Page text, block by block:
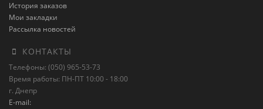
История заказов
Мои закладки
Рассылка новостей
КОНТАКТЫ
Телефоны: (050) 965-53-73
Время работы: ПН-ПТ 10:00 - 18:00
г. Днепр
E-mail: